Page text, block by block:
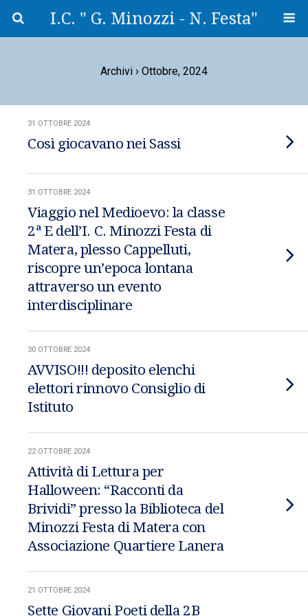
I.C. " G. Minozzi - N. Festa"
Archivi › Ottobre, 2024
31 OTTOBRE 2024
Così giocavano nei Sassi
31 OTTOBRE 2024
Viaggio nel Medioevo: la classe
2ª E dell’I. C. Minozzi Festa di
Matera, plesso Cappelluti,
riscopre un’epoca lontana
attraverso un evento
interdisciplinare
30 OTTOBRE 2024
AVVISO!!! deposito elenchi
elettori rinnovo Consiglio di
Istituto
22 OTTOBRE 2024
Attività di Lettura per
Halloween: “Racconti da
Brividi” presso la Biblioteca del
Minozzi Festa di Matera con
Associazione Quartiere Lanera
21 OTTOBRE 2024
Sette Giovani Poeti della 2B